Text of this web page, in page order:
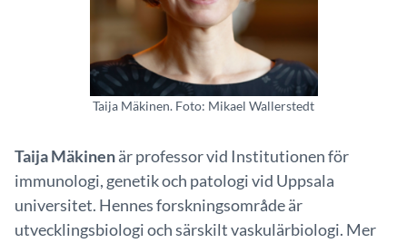
Taija Mäkinen. Foto: Mikael Wallerstedt
Taija Mäkinenär professor vid Institutionen för
immunologi, genetik och patologi vid Uppsala
universitet. Hennes forskningsområde är
utvecklingsbiologi och särskilt vaskulärbiologi. Mer